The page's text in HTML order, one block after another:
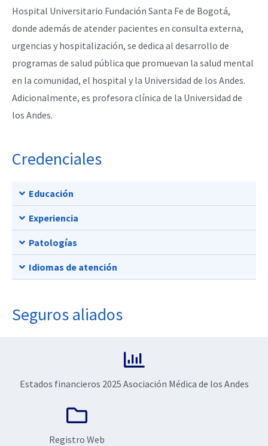
Hospital Universitario Fundación Santa Fe de Bogotá,
donde además de atender pacientes en consulta externa,
urgencias y hospitalización, se dedica al desarrollo de
programas de salud pública que promuevan la salud mental
en la comunidad, el hospital y la Universidad de los Andes.
Adicionalmente, es profesora clínica de la Universidad de
los Andes.
Credenciales
Educación
Experiencia
Patologías
Idiomas de atención
Seguros aliados
Estados financieros 2025 Asociación Médica de los Andes
Registro Web